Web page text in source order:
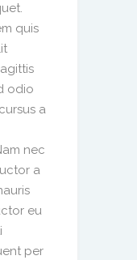
quis
odio
a
nec
a
eu
per